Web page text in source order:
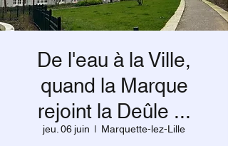
De l'eau à la Ville,
quand la Marque
rejoint la Deûle ...
jeu. 06 juin
  |
Marquette-lez-Lille